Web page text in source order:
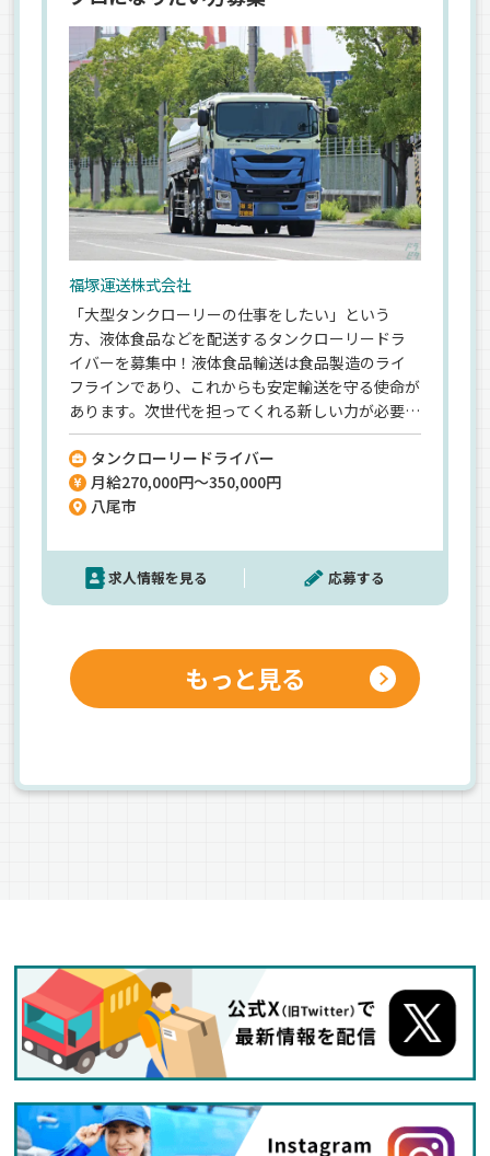
のお仕事です！
福塚運送株式会社
「大型タンクローリーの仕事をしたい」という
方、液体食品などを配送するタンクローリードラ
イバーを募集中！液体食品輸送は食品製造のライ
フラインであり、これからも安定輸送を守る使命が
あります。次世代を担ってくれる新しい力が必要で
す。必要な資格は入社後取得でもOK⇒運転も作業
もしっかりとお教えします。未経験を沢山育ててき
たからこそ《 教育体制 》には自信あり。タンクロ
ーリーは技術職であり、習得には時間がかかるので
管理・簡単な整備などを交えながら、資格と経験
値を獲得して行ってください◎大型免許所持者は
基本研修後、現場で実績を積みながら成長して下
ば、それも大歓迎です◎
タンクローリードライバー
月給270,000円～350,000円
八尾市
求人情報を見る 応募する
もっと見る